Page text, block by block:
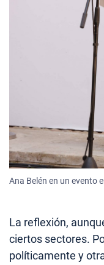
Ana Belén en un evento
La reflexión,
ciertos sectores.
políticamente y